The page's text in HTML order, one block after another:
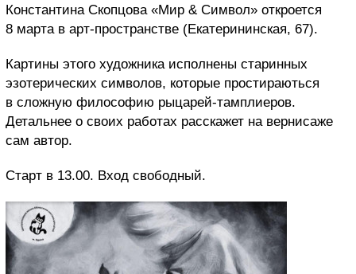
Константина Скопцова «Мир & Символ» откроется
8 марта в арт-пространстве (Екатерининская, 67).
Картины этого художника исполнены старинных
эзотерических символов, которые простираються
в сложную философию рыцарей-тамплиеров.
Детальнее о своих работах расскажет на вернисаже
сам автор.
Старт в 13.00. Вход свободный.